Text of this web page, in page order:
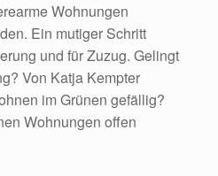
Wohnungen
Ein mutiger Schritt
und für Zuzug. Gelingt
Von Katja Kempter
im Grünen gefällig?
Wohnungen offen